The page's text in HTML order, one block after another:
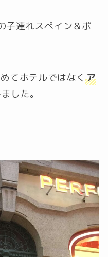
子連れスペイン＆ポ
てホテルではなくア
した。